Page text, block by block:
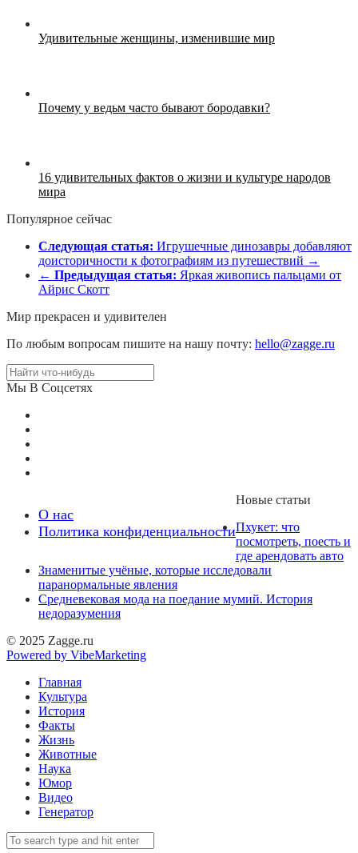
Удивительные женщины, изменившие мир
Почему у ведьм часто бывают бородавки?
16 удивительных фактов о жизни и культуре народов
мира
Популярное сейчас
Следующая статья: Игрушечные динозавры добавляют
доисторичности к фотографиям из путешествий →
← Предыдущая статья: Яркая живопись пальцами от
Айрис Скотт
Мир прекрасен и удивителен
По любым вопросам пишите на нашу почту: hello@zagge.ru
Мы В Соцсетях
О нас
Политика конфиденциальности
Новые статьи
Пхукет: что
посмотреть, поесть и
где арендовать авто
Знаменитые учёные, которые исследовали
паранормальные явления
Средневековая мода на поедание мумий. История
недоразумения
© 2025 Zagge.ru
Powered by VibeMarketing
Главная
Культура
История
Факты
Жизнь
Животные
Наука
Юмор
Видео
Генератор